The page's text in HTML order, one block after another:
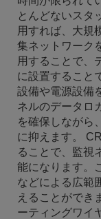
とんどないスタ
用すれば、大規
集ネットワーク
用することで、
に設置すること
設備や電源設備
ネルのデータロ
を確保しながら
に抑えます。
ることで、監視
能になります。
などによる広範
えることがで
ーティングワイ